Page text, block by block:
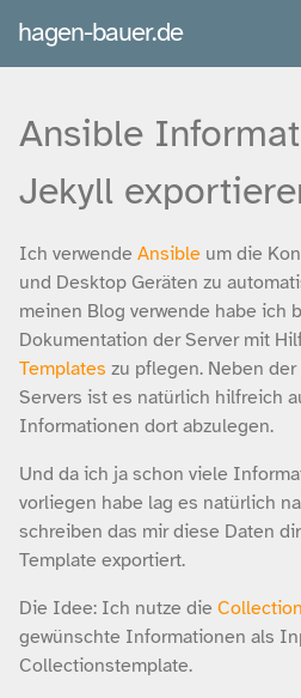
hagen-bauer.de
Ansible
Jekyll
Ich verwende Ansible um die
und Desktop Geräten zu
meinen Blog verwende habe ich
Dokumentation der Server mit
Templates zu pflegen. Neben
Servers ist es natürlich hilfreich
Informationen dort abzulegen.
Und da ich ja schon viele
vorliegen habe lag es natürlich
schreiben das mir diese Daten
Template exportiert.
Die Idee: Ich nutze die
gewünschte Informationen als
Collectionstemplate.